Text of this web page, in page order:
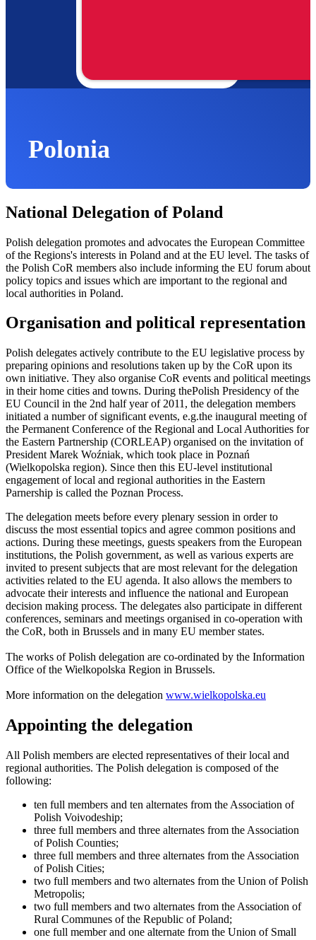
Polonia
National Delegation of Poland
Polish delegation promotes and advocates the European Committee
of the Regions's interests in Poland and at the EU level. The tasks of
the Polish CoR members also include informing the EU forum about
policy topics and issues which are important to the regional and
local authorities in Poland. ​
Organisation and political representation
Polish delegates actively contribute to the EU legislative process by
preparing opinions and resolutions taken up by the CoR upon its
own initiative. They also organise CoR events and political meetings
in their home cities and towns. During thePolish Presidency of the
EU Council in the 2nd half year of 2011, the delegation members
initiated a number of significant events, e.g.the inaugural meeting of
the Permanent Conference of the Regional and Local Authorities for
the Eastern Partnership (CORLEAP) organised on the invitation of
President Marek Woźniak, which took place in Poznań
(Wielkopolska region). Since then this EU-level institutional
engagement of local and regional authorities in the Eastern
Parnership is called the Poznan Process.
The delegation meets before every plenary session in order to
discuss the most essential topics and agree common positions and
actions. During these meetings, guests speakers from the European
institutions, the Polish government, as well as various experts are
invited to present subjects that are most relevant for the delegation
activities related to the EU agenda. It also allows the members to
advocate their interests and influence the national and European
decision making process. The delegates also participate in different
conferences, seminars and meetings organised in co-operation with
the CoR, both in Brussels and in many EU member states.
The works of Polish delegation are co-ordinated by the Information
Office of the Wielkopolska Region in Brussels.
More information on the delegation www.wielkopolska.eu
Appointing the del​egation
All​​​ Polish members are elected representatives of their local and
regional authorities. The Polish delegation is composed of the
following:
ten full members and ten alternates from the Association of
Polish Voivodeship;
three full members and three alternates from the Association
of Polish Counties;
three full members and three alternates from the Association
of Polish Cities;
two full members and two alternates from the Union of Polish
Metropolis;
two full members and two alternates from the Association of
Rural Communes of the Republic of Poland;
one full member and one alternate from the Union of Small